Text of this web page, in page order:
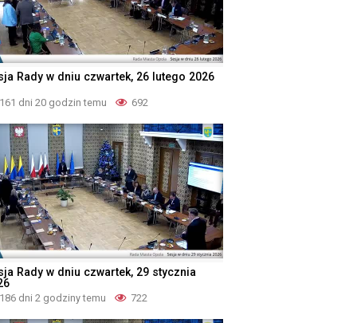
Rady w dniu czwartek, 26 lutego 2026
161 dni 20 godzin temu 692
Rady w dniu czwartek, 29 stycznia
186 dni 2 godziny temu 722